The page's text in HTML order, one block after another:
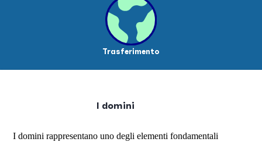
Trasferimento
I domini
I domini rappresentano uno degli elementi fondamentali